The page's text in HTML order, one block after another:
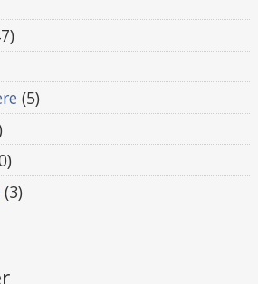
(5)
(3)